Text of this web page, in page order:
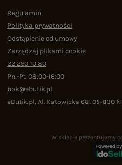
Regulamin
Polityka prywatności
Odstąpienie od umowy
Zarządzaj plikami cookie
22 290 10 80
Pn.-Pt. 08:00-16:00
bok@ebutik.pl
eButik.pl,Al. Katowicka 68,05-830
W sklepie prezentujemy